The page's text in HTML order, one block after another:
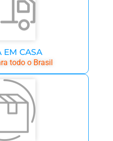
EM CASA
todo o Brasil